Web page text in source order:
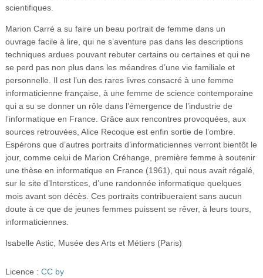
scientifiques.
Marion Carré a su faire un beau portrait de femme dans un
ouvrage facile à lire, qui ne s’aventure pas dans les descriptions
techniques ardues pouvant rebuter certains ou certaines et qui ne
se perd pas non plus dans les méandres d’une vie familiale et
personnelle. Il est l’un des rares livres consacré à une femme
informaticienne française, à une femme de science contemporaine
qui a su se donner un rôle dans l’émergence de l’industrie de
l’informatique en France. Grâce aux rencontres provoquées, aux
sources retrouvées, Alice Recoque est enfin sortie de l’ombre.
Espérons que d’autres portraits d’informaticiennes verront bientôt le
jour, comme celui de Marion Créhange, première femme à soutenir
une thèse en informatique en France (1961), qui nous avait régalé,
sur le site d’Interstices, d’une randonnée informatique quelques
mois avant son décès. Ces portraits contribueraient sans aucun
doute à ce que de jeunes femmes puissent se rêver, à leurs tours,
informaticiennes.
Isabelle Astic, Musée des Arts et Métiers (Paris)
Licence : CC by